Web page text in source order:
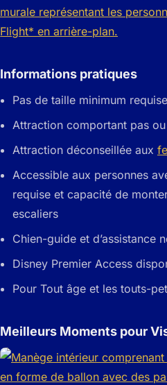
Informations pratiques
Pas de taille minimum requise
Attraction comportant pas
Attraction déconseillée aux
Accessible aux personnes
requise et capacité de
escaliers
Chien-guide et d’assistance
Disney Premier Access
Pour Tout âge et les touts-
Meilleurs Moments pour